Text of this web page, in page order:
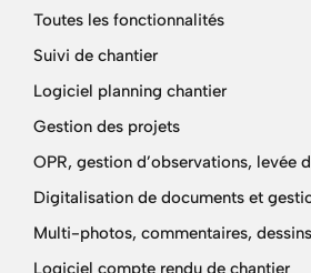
Toutes les fonctionnalités
Suivi de chantier
Logiciel planning chantier
Gestion des projets
OPR, gestion d’observations, levée
Digitalisation de documents et
Multi-photos, commentaires,
Logiciel compte rendu de chantier